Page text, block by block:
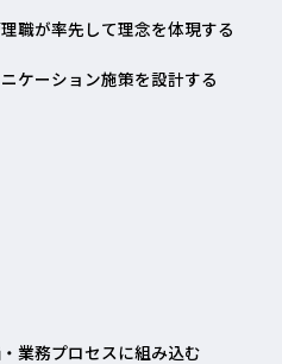
職が率先して理念を体現する
ケーション施策を設計する
業務プロセスに組み込む